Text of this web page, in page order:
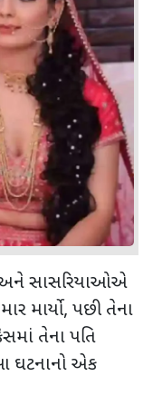
અને સાસરિયાઓએ
માર્યો, પછી તેના
તેના પતિ
ઘટનાનો એક